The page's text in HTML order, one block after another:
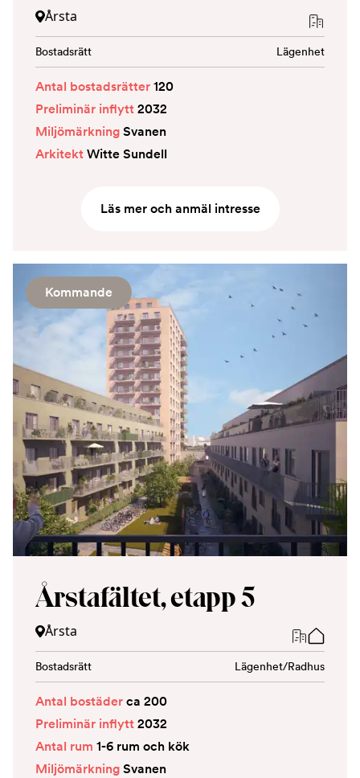
Årsta
Bostadsrätt Lägenhet
Antal bostadsrätter120
Preliminär inflytt2032
MiljömärkningSvanen
ArkitektWitte Sundell
Läs mer och anmäl intresse
Kommande
Årstafältet, etapp 5
Årsta
Bostadsrätt Lägenhet/Radhus
Antal bostäderca 200
Preliminär inflytt2032
Antal rum 1-6 rum och kök
MiljömärkningSvanen